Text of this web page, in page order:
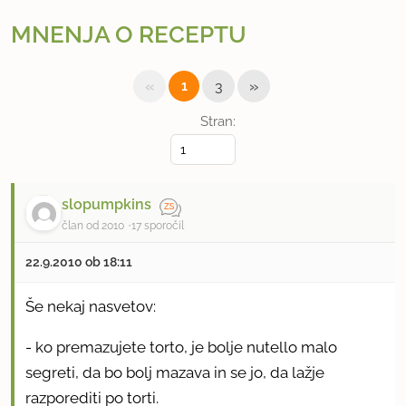
MNENJA O RECEPTU
Stran:
« 1 3 »
slopumpkins
član od 2010 17 sporočil
22.9.2010 ob 18:11
Še nekaj nasvetov:
- ko premazujete torto, je bolje nutello malo
segreti, da bo bolj mazava in se jo, da lažje
razporediti po torti.